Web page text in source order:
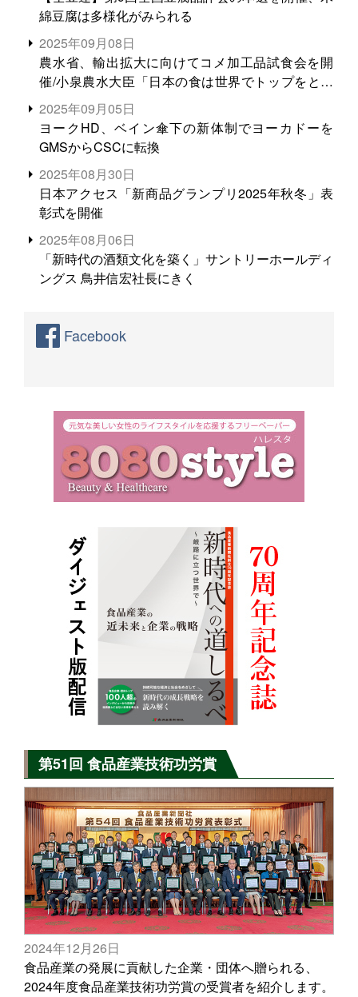
綿豆腐は多様化がみられる
2025年09月08日
農水省、輸出拡大に向けてコメ加工品試食会を開
催/小泉農水大臣「日本の食は世界でトップをとれ
る。米増産に向けて、米輸出需要の拡大を」
2025年09月05日
ヨークHD、ベイン傘下の新体制でヨーカドーを
GMSからCSCに転換
2025年08月30日
日本アクセス「新商品グランプリ2025年秋冬」表
彰式を開催
2025年08月06日
「新時代の酒類文化を築く」サントリーホールディ
ングス 鳥井信宏社長にきく
Facebook
第51回 食品産業技術功労賞
2024年12月26日
食品産業の発展に貢献した企業・団体へ贈られる、
2024年度食品産業技術功労賞の受賞者を紹介します。